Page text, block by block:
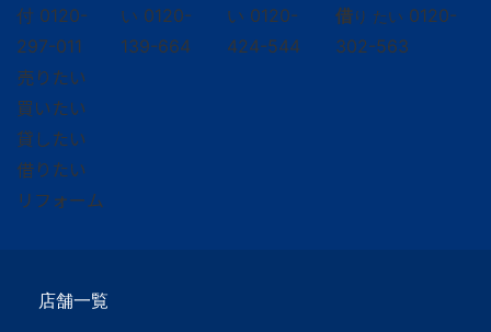
付 0120-
297-011
い 0120-
139-664
い 0120-
424-544
借り たい 0120-
302-563
売りたい
買いたい
貸したい
借りたい
リフォーム
店舗一覧